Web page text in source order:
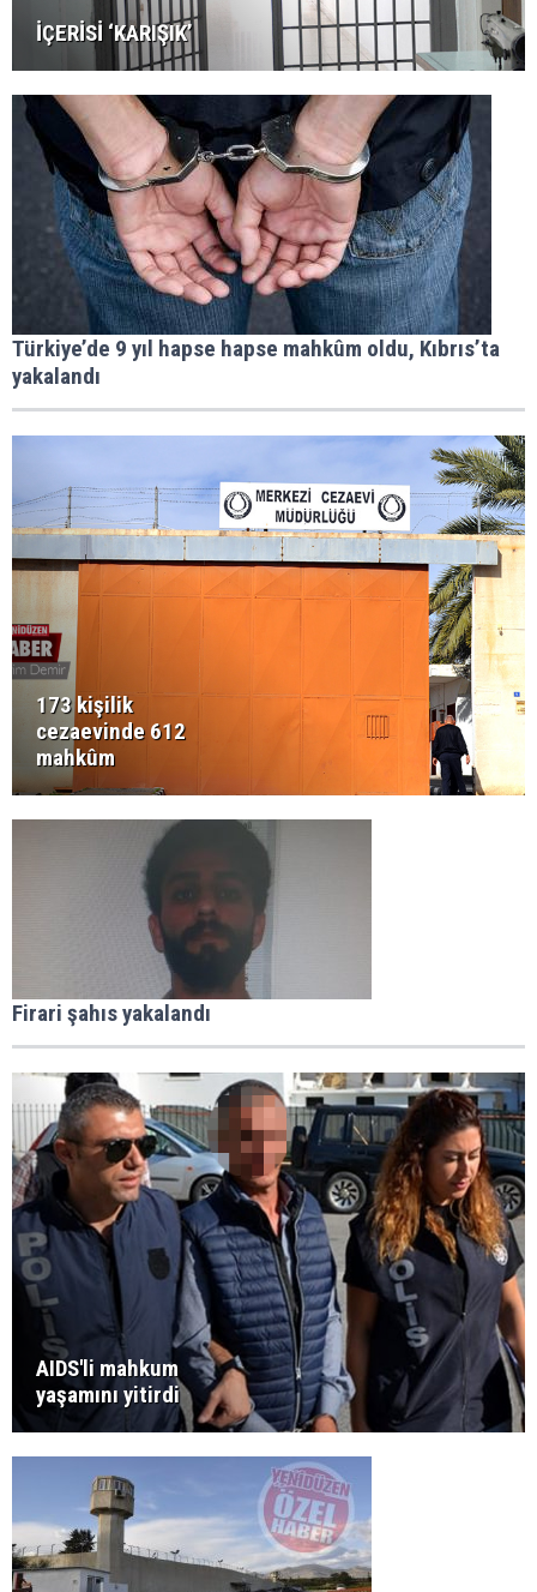
İÇERİSİ ‘KARIŞIK’
Türkiye’de 9 yıl hapse hapse mahkûm oldu, Kıbrıs’ta
yakalandı
173 kişilik
cezaevinde 612
mahkûm
Firari şahıs yakalandı
AIDS'li mahkum
yaşamını yitirdi